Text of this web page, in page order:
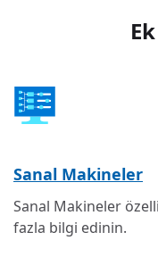
Sanal Makineler
Sanal Makineler
fazla bilgi edinin.